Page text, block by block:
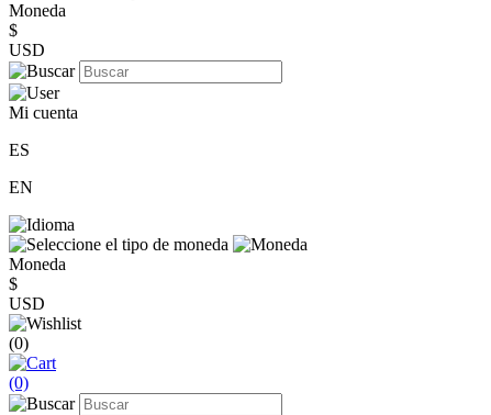
Moneda
$
USD
Mi cuenta
ES
EN
Moneda
$
USD
(0)
(0)